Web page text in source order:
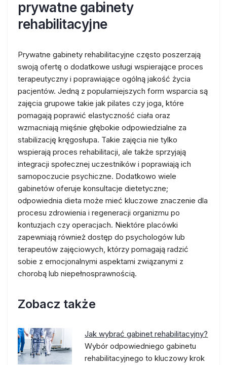
prywatne gabinety
rehabilitacyjne
Prywatne gabinety rehabilitacyjne często poszerzają
swoją ofertę o dodatkowe usługi wspierające proces
terapeutyczny i poprawiające ogólną jakość życia
pacjentów. Jedną z popularniejszych form wsparcia są
zajęcia grupowe takie jak pilates czy joga, które
pomagają poprawić elastyczność ciała oraz
wzmacniają mięśnie głębokie odpowiedzialne za
stabilizację kręgosłupa. Takie zajęcia nie tylko
wspierają proces rehabilitacji, ale także sprzyjają
integracji społecznej uczestników i poprawiają ich
samopoczucie psychiczne. Dodatkowo wiele
gabinetów oferuje konsultacje dietetyczne;
odpowiednia dieta może mieć kluczowe znaczenie dla
procesu zdrowienia i regeneracji organizmu po
kontuzjach czy operacjach. Niektóre placówki
zapewniają również dostęp do psychologów lub
terapeutów zajęciowych, którzy pomagają radzić
sobie z emocjonalnymi aspektami związanymi z
chorobą lub niepełnosprawnością.
Zobacz także
Jak wybrać gabinet rehabilitacyjny?
Wybór odpowiedniego gabinetu
rehabilitacyjnego to kluczowy krok